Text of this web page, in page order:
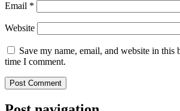
Email *
Website
Save my name, email, and website in this
time I comment.